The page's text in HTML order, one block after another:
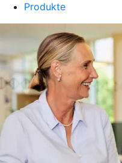
Produkte